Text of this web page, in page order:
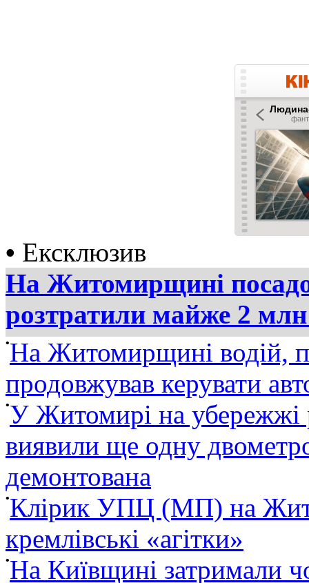
• Ексклюзив
На Житомирщині
розтратили майже 2
•На Житомирщині водій,
продовжував керувати
•У Житомирі на убережжі
виявили ще одну
демонтована
•Клірик УПЦ (МП) на
кремлівські «агітки»
•На Київщині затримали